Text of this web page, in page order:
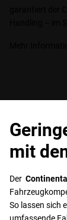
mit
Der
So lassen sich